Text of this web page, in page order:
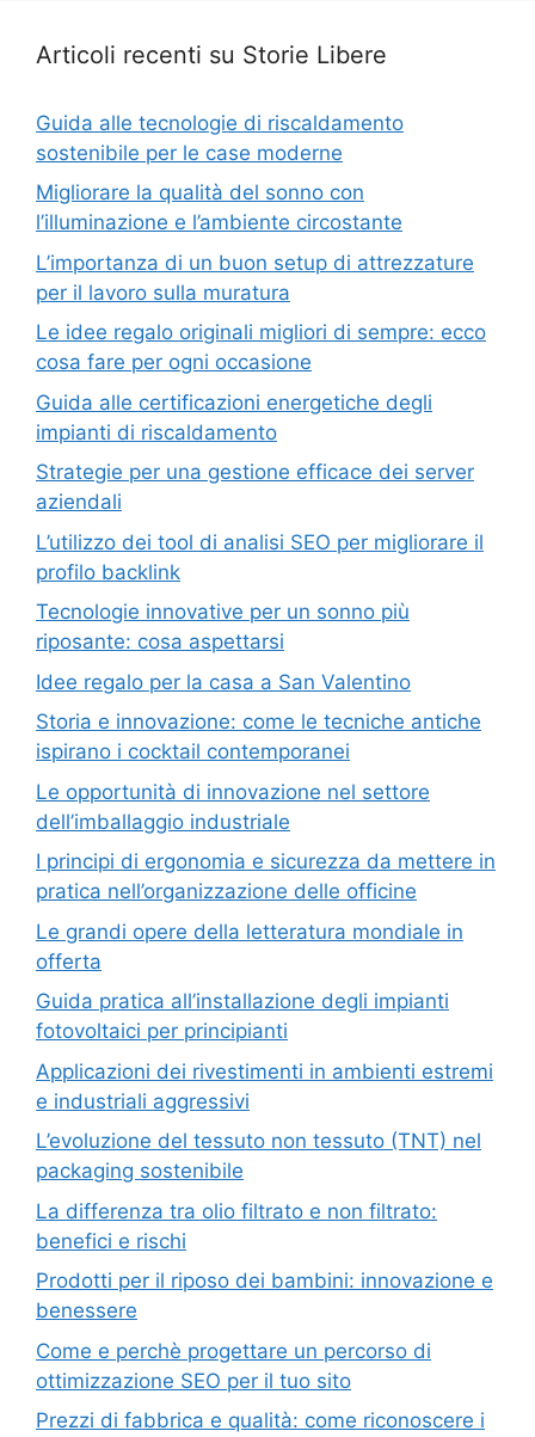
Articoli recenti su Storie Libere
Guida alle tecnologie di riscaldamento
sostenibile per le case moderne
Migliorare la qualità del sonno con
l’illuminazione e l’ambiente circostante
L’importanza di un buon setup di attrezzature
per il lavoro sulla muratura
Le idee regalo originali migliori di sempre: ecco
cosa fare per ogni occasione
Guida alle certificazioni energetiche degli
impianti di riscaldamento
Strategie per una gestione efficace dei server
aziendali
L’utilizzo dei tool di analisi SEO per migliorare il
profilo backlink
Tecnologie innovative per un sonno più
riposante: cosa aspettarsi
Idee regalo per la casa a San Valentino
Storia e innovazione: come le tecniche antiche
ispirano i cocktail contemporanei
Le opportunità di innovazione nel settore
dell’imballaggio industriale
I principi di ergonomia e sicurezza da mettere in
pratica nell’organizzazione delle officine
Le grandi opere della letteratura mondiale in
offerta
Guida pratica all’installazione degli impianti
fotovoltaici per principianti
Applicazioni dei rivestimenti in ambienti estremi
e industriali aggressivi
L’evoluzione del tessuto non tessuto (TNT) nel
packaging sostenibile
La differenza tra olio filtrato e non filtrato:
benefici e rischi
Prodotti per il riposo dei bambini: innovazione e
benessere
Come e perchè progettare un percorso di
ottimizzazione SEO per il tuo sito
Prezzi di fabbrica e qualità: come riconoscere i